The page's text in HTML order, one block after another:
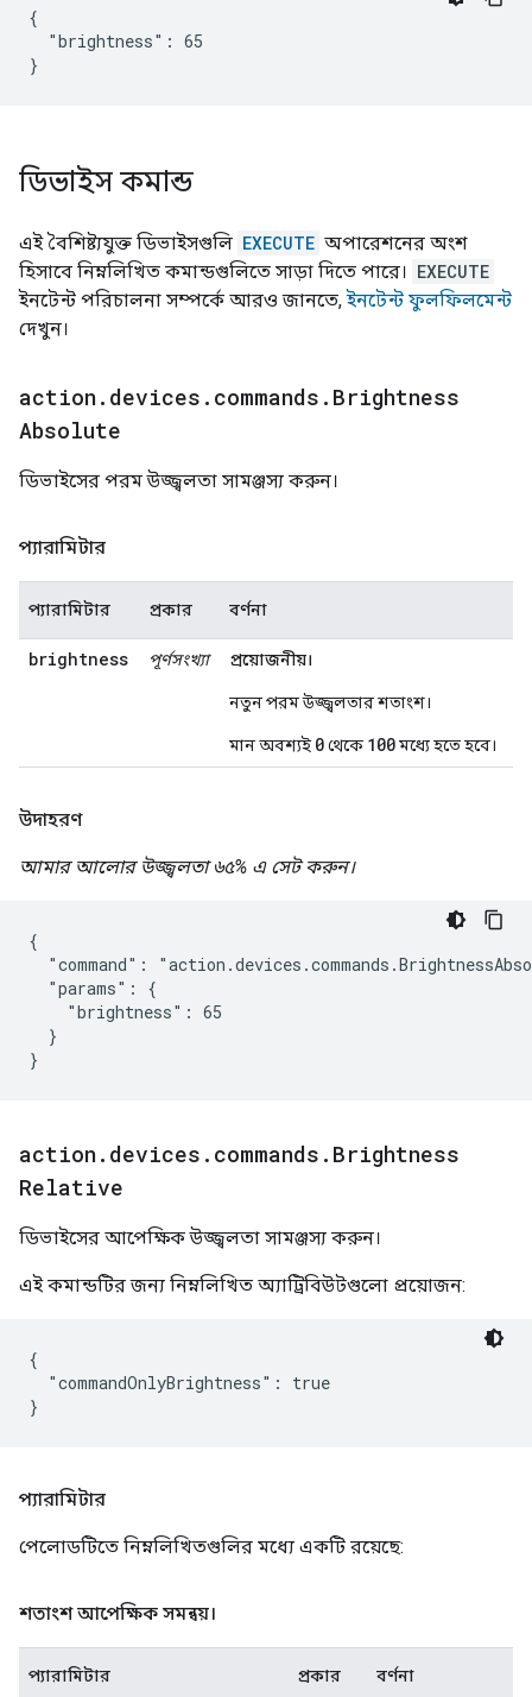
{
  "brightness": 65
}
ডিভাইস কমান্ড
এই বৈশিষ্ট্যযুক্ত ডিভাইসগুলি EXECUTE অপারেশনের অংশ
হিসাবে নিম্নলিখিত কমান্ডগুলিতে সাড়া দিতে পারে। EXECUTE
ইনটেন্ট পরিচালনা সম্পর্কে আরও জানতে,ইনটেন্ট ফুলফিলমেন্ট
দেখুন।
action . devices . commands . Brightness
Absolute
ডিভাইসের পরম উজ্জ্বলতা সামঞ্জস্য করুন।
প্যারামিটার
প্যারামিটার প্রকার বর্ণনা
brightness পূর্ণসংখ্যা প্রয়োজনীয়।
নতুন পরম উজ্জ্বলতার শতাংশ।
মান অবশ্যই 0থেকে 100মধ্যে হতে হবে।
উদাহরণ
আমার আলোর উজ্জ্বলতা ৬৫% এ সেট করুন।
{
"command":
  "params": {
    "brightness": 65
  }
}
action . devices . commands . Brightness
Relative
ডিভাইসের আপেক্ষিক উজ্জ্বলতা সামঞ্জস্য করুন।
এই কমান্ডটির জন্য নিম্নলিখিত অ্যাট্রিবিউটগুলো প্রয়োজন:
{
  "commandOnlyBrightness": true
প্যারামিটার
পেলোডটিতে নিম্নলিখিতগুলির মধ্যে একটি রয়েছে:
শতাংশ আপেক্ষিক সমন্বয়।
প্যারামিটার প্রকার বর্ণনা